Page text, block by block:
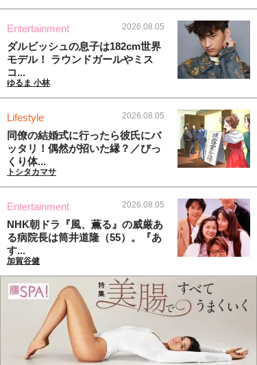
Entertainment 2026.08.05
ダルビッシュの息子は182cm世界
モデル！ ラウンドガールやミス
コ...
ゆるま 小林
Lifestyle 2026.08.05
同僚の結婚式に行ったら彼氏にバ
ッタリ！偶然が招いた縁？／びっ
くり体...
トシタカマサ
Entertainment 2026.08.05
NHK朝ドラ『風、薫る』の威厳あ
る病院長は筒井道隆（55）。『あ
す...
加賀谷健